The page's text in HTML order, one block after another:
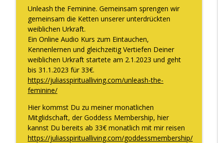
The WOMAN behind LUXURY GODDESS®
Warum Vertrauen aufbauen keine Zeit
braucht und WAS Vertrauen WIRKLICH ist
The WOMAN behind LUXURY GODDESS®
Die Situation in Deutschland und wie Du
dort glücklich sein kannst
The WOMAN behind LUXURY GODDESS®
Unleash the Feminine. Gemeinsam sprengen wir
gemeinsam die Ketten unserer unterdrückten
weiblichen Urkraft.
Ein Online Audio Kurs zum Eintauchen,
Kennenlernen und gleichzeitig Vertiefen Deiner
weiblichen Urkraft startete am 2.1.2023 und geht
bis 31.1.2023 für 33€.
https://juliasspiritualliving.com/unleash-the-
feminine/
Hier kommst Du zu meiner monatlichen
Mitglidschaft, der Goddess Membership, hier
kannst Du bereits ab 33€ monatlich mit mir reisen
https://juliasspiritualliving.com/goddessmembership/